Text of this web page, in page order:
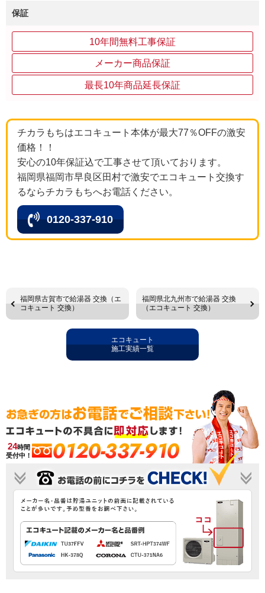
保証
10年間無料工事保証
メーカー商品保証
最長10年商品延長保証
チカラもちはエコキュート本体が最大77％OFFの激安
価格！！
安心の10年保証込で工事させて頂いております。
福岡県福岡市早良区田村で激安でエコキュート交換す
るならチカラもちへお電話ください。
0120-337-910
福岡県古賀市で給湯器 交換（エ
コキュート 交換）
福岡県北九州市で給湯器 交換
（エコキュート 交換）
エコキュート
施工実績一覧
24時間
受付中！
0120-337-910